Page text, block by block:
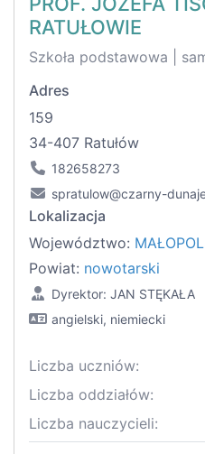
RATUŁOWIE
Szkoła podstawowa |
Adres
159
34-407 Ratułów
182658273
spratulow@czarny-
Lokalizacja
Województwo:
Powiat: nowotarski
Dyrektor: JAN STĘKAŁA
angielski, niemiecki
Liczba uczniów:
Liczba oddziałów:
Liczba nauczycieli: